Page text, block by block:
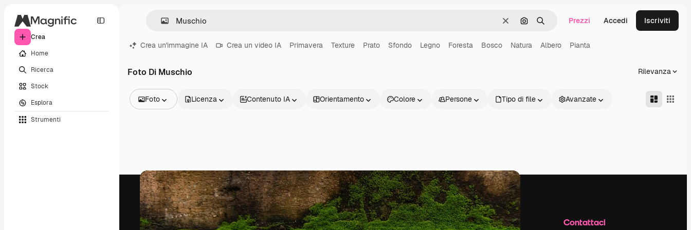
Crea
Home
Ricerca
Stock
Esplora
Strumenti
CancellaCerca per immagine
Ricerca Prezzi Accedi Iscriviti
Crea un'immagine IA Crea un video IA Primavera Texture Prato Sfondo Legno Foresta Bosco Natura Albero Pianta
Foto Di Muschio Rilevanza
Foto
Video
Clip video
Motion graphic
Modelli di video
Icone
Modelli 3D
Font
Licenza Contenuto IA Orientamento Colore Persone Tipo di file Avanzate
Prodotti Inizia Azienda Contattaci